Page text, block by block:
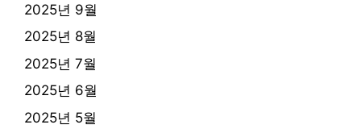
2025년 9월
2025년 8월
2025년 7월
2025년 6월
2025년 5월